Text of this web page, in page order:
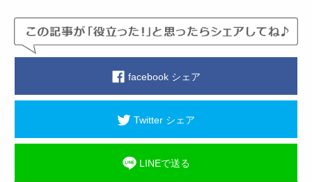
facebook シェア
Twitter シェア
LINEで送る